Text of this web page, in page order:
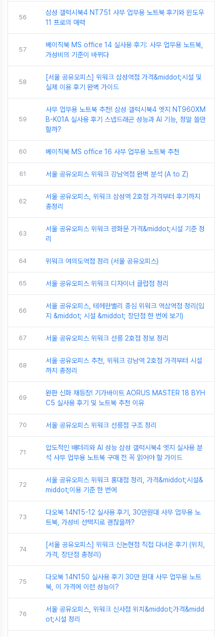
56
삼성 갤럭시북4 NT751 사무 업무용 노트북 후기와 윈도우
11 프로의 매력
57
베이직북 MS office 14 실사용 후기: 사무 업무용 노트북,
가성비의 기준이 바뀌다
58
[서울 공유오피스] 위워크 삼성역점 가격&middot;시설 및
실제 이용 후기 완벽 가이드
59
사무 업무용 노트북 추천! 삼성 갤럭시북4 엣지 NT960XM
B-K01A 실사용 후기 스냅드래곤 성능과 AI 기능, 정말 쓸만
할까?
60 베이직북 MS office 16 사무 업무용 노트북 추천
61 서울 공유오피스 위워크 강남역점 완벽 분석 (A to Z)
62
서울 공유오피스, 위워크 삼성역 2호점 가격부터 후기까지
총정리
63
서울 공유오피스 위워크 광화문 가격&middot;시설 기준 정
리
64 위워크 여의도역점 정리 (서울 공유오피스)
65 서울 공유오피스 위워크 디자이너 클럽점 정리
66
서울 공유오피스, 테헤란밸리 중심 위워크 역삼역점 정리(입
지 &middot; 시설 &middot; 장단점 한 번에 보기)
67 서울 공유오피스 위워크 선릉 2호점 정보 정리
68
서울 공유오피스 추천, 위워크 강남역 2호점 가격부터 시설
까지 총정리
69
완판 신화 재등장! 기가바이트 AORUS MASTER 18 BYH
C5 실사용 후기 및 노트북 추천 이유
70 서울 공유오피스 위워크 선릉점 구조 정리
71
압도적인 배터리와 AI 성능 삼성 갤럭시북4 엣지 실사용 분
석 사무 업무용 노트북 구매 전 꼭 읽어야 할 가이드
72
서울 공유오피스 위워크 홍대점 정리, 가격&middot;시설&
middot;이용 기준 한 번에
73
다오북 14N15-12 실사용 후기, 30만원대 사무 업무용 노
트북, 가성비 선택지로 괜찮을까?
74
[서울 공유오피스] 위워크 신논현점 직접 다녀온 후기 (위치,
가격, 장단점 총정리)
75
다오북 14N150 실사용 후기 30만 원대 사무 업무용 노트
북, 이 가격에 이런 성능이?
76
서울 공유오피스, 위워크 신사점 위치&middot;가격&midd
ot;시설 정리